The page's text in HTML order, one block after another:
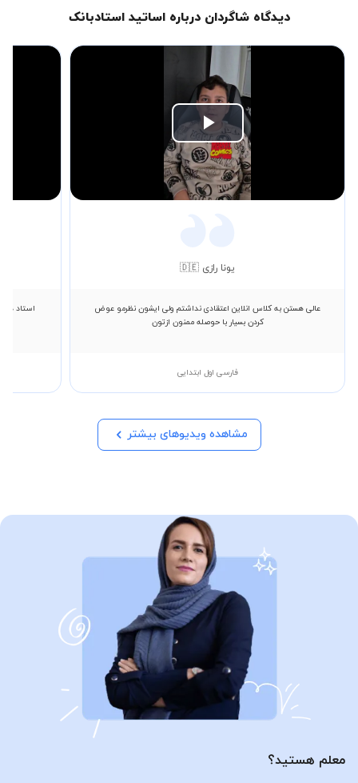
دیدگاه شاگردان درباره اساتید استادبانک
Play
Video
یونا رازی 🇩🇪
عالی هستن به کلاس انلاین اعتقادی نداشتم ولی ایشون نظرمو عوض
کردن بسیار با حوصله ممنون ازتون
فارسی اول ابتدایی
استاد
مشاهده ویدیوهای بیشتر
معلم هستید؟